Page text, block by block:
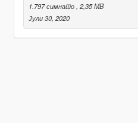
1.797 симнато , 2,35 MB
Јули 30, 2020